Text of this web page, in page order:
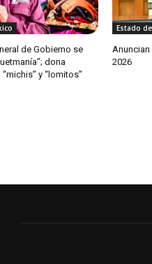
de Gobierno se
dona
y “lomitos”
Estado
2026